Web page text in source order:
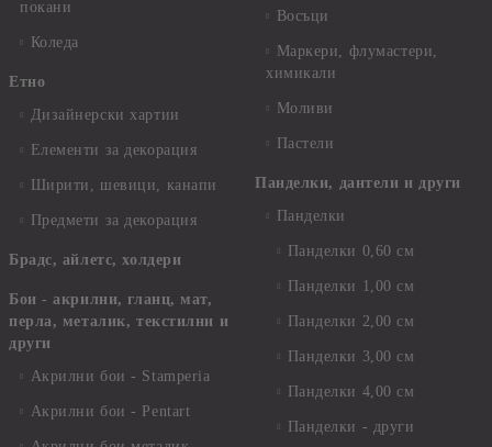
покани
Коледа
Етно
Дизайнерски хартии
Елементи за декорация
Ширити, шевици, канапи
Предмети за декорация
Брадс, айлетс, холдери
Бои - акрилни, гланц, мат,
перла, металик, текстилни и
други
Акрилни бои - Stamperia
Акрилни бои - Pentart
Восъци
Маркери, флумастери,
химикали
Моливи
Пастели
Панделки, дантели и други
Панделки
Панделки 0,60 см
Панделки 1,00 см
Панделки 2,00 см
Панделки 3,00 см
Панделки 4,00 см
Панделки - други